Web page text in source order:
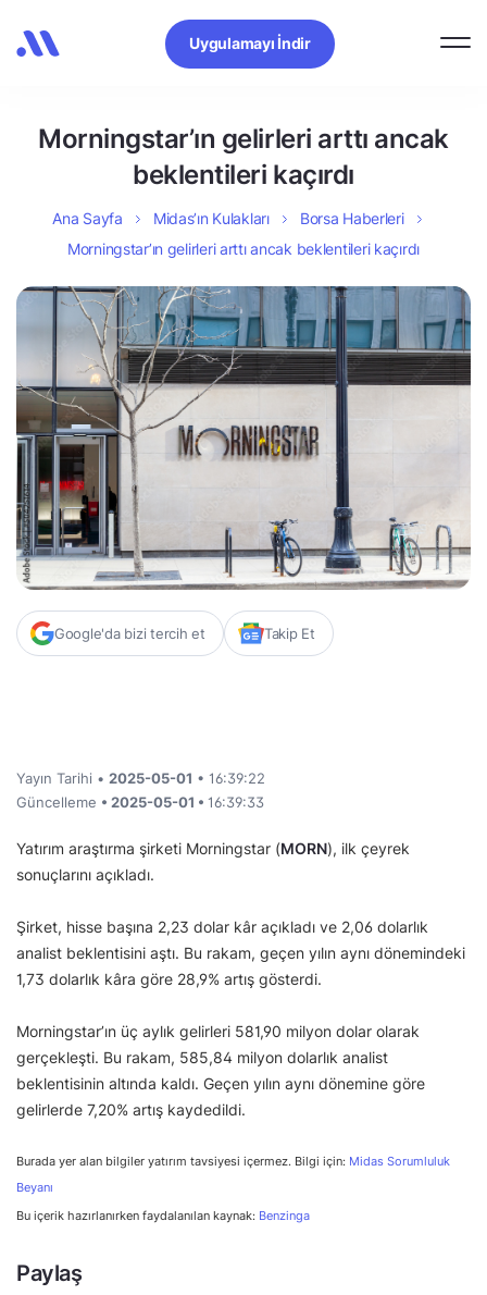
Uygulamayı İndir
Morningstar’ın gelirleri arttı ancak
beklentileri kaçırdı
Ana Sayfa Midas’ın Kulakları
Borsa Haberleri
Morningstar’ın gelirleri arttı ancak beklentileri kaçırdı
Google'da bizi tercih et Takip Et
Yayın Tarihi • 2025-05-01 • 16:39:22
Güncelleme • 2025-05-01 • 16:39:33
Yatırım araştırma şirketi Morningstar (MORN), ilk çeyrek
sonuçlarını açıkladı.
Şirket, hisse başına 2,23 dolar kâr açıkladı ve 2,06 dolarlık
analist beklentisini aştı. Bu rakam, geçen yılın aynı dönemindeki
1,73 dolarlık kâra göre 28,9% artış gösterdi.
Morningstar’ın üç aylık gelirleri 581,90 milyon dolar olarak
gerçekleşti. Bu rakam, 585,84 milyon dolarlık analist
beklentisinin altında kaldı. Geçen yılın aynı dönemine göre
gelirlerde 7,20% artış kaydedildi.
Burada yer alan bilgiler yatırım tavsiyesi içermez. Bilgi için: Midas Sorumluluk
Beyanı
Bu içerik hazırlanırken faydalanılan kaynak: Benzinga
Paylaş